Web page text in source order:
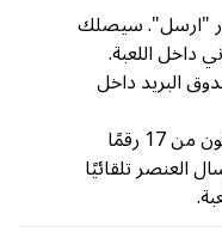
سيصلك
اللعبة.
داخل
أخيرًا، أدخل رمز الاسترداد المكون من 17 رقمًا
تلقائيًا